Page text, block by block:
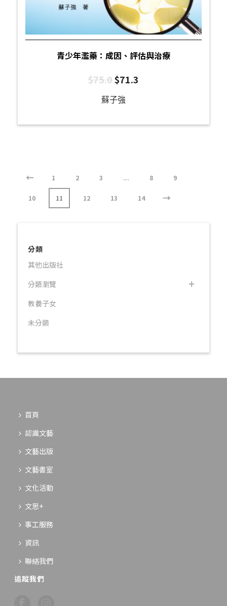
青少年濫藥：成因、評估與治療
$75.0$71.3
蘇子強
← 1 2 3 ... 8 9
10 11 12 13 14 →
分類
其他出版社
分類瀏覽
教養子女
未分類
首頁
認識文藝
文藝出版
文藝書室
文化活動
文思+
事工服務
資訊
聯絡我們
追蹤我們